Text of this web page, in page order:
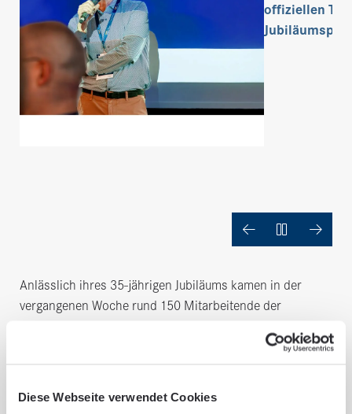
Diese Webseite verwendet Cookies
Anlässlich ihres 35-jährigen Jubiläums kamen in der
vergangenen Woche rund 150 Mitarbeitende der
und München zu einem gemeinsamen Jubiläumstag in
Neben dem persönlichen Austausch stand dabei vor
offiziellen Teil
Previous Next